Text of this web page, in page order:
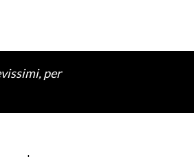
per